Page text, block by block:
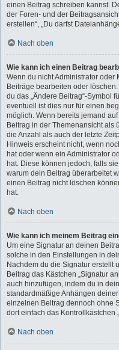
einen Beitrag schreiben kannst.
der Foren- und der
erstellen“, „Du darfst
Nach oben
Wie kann ich einen Beitrag
Wenn du nicht Administrator oder
Beiträge bearbeiten oder
du das „Ändere Beitrag“-Symbol
eventuell ist dies nur für einen
möglich. Wenn bereits jemand
Beitrag in der Themenansicht als
die Anzahl als auch der letzte
Hinweis erscheint nicht, wenn
hat oder wenn ein Administrator
hat. Diese können jedoch, falls
warum dein Beitrag überarbeitet
einen Beitrag nicht löschen
hat.
Nach oben
Wie kann ich meinem Beitrag
Um eine Signatur an deinen
solche in den Einstellungen in
Nachdem du die Signatur erstellt
Beitrag das Kästchen „Signatur
auch hinzufügen, indem du in
standardmäßige Anhängen
einzelnen Beitrag dennoch ohne
dort einfach das Kontrollkästchen
Nach oben